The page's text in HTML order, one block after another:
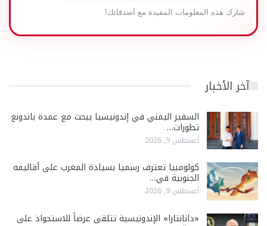
شارك هذه المعلومات المفيدة مع أصدقائك!
آخر الأخبار
السفير اليمني في إندونيسيا يبحث مع عمدة باندونغ
تطورات…
أغسطس 9, 2026
كولومبيا تعترف رسميا بسيادة المغرب على أقاليمه
الجنوبية في…
أغسطس 9, 2026
«دانانتارا» الإندونيسية تتلقى عرضاً للاستحواذ على